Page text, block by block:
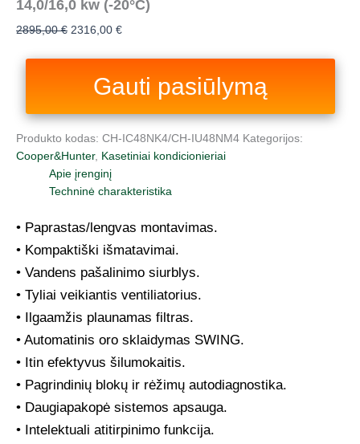
14,0/16,0 kw (-20°C)
2895,00€ 2316,00 €
Gauti pasiūlymą
Produkto kodas: CH-IC48NK4/CH-IU48NM4 Kategorijos:
Cooper&Hunter, Kasetiniai kondicionieriai
Apie įrenginį
Techninė charakteristika
• Paprastas/lengvas montavimas.
• Kompaktiški išmatavimai.
• Vandens pašalinimo siurblys.
• Tyliai veikiantis ventiliatorius.
• Ilgaamžis plaunamas filtras.
• Automatinis oro sklaidymas SWING.
• Itin efektyvus šilumokaitis.
• Pagrindinių blokų ir rėžimų autodiagnostika.
• Daugiapakopė sistemos apsauga.
• Intelektuali atitirpinimo funkcija.